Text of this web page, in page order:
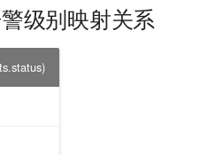
级别映射关系